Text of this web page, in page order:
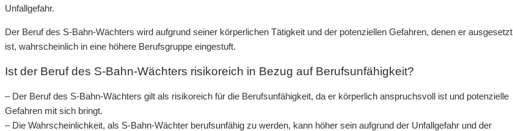
Unfallgefahr.
Der Beruf des S-Bahn-Wächters wird aufgrund seiner körperlichen Tätigkeit und der potenziellen Gefahren, denen er ausgesetzt
ist, wahrscheinlich in eine höhere Berufsgruppe eingestuft.
Ist der Beruf des S-Bahn-Wächters risikoreich in Bezug auf Berufsunfähigkeit?
– Der Beruf des S-Bahn-Wächters gilt als risikoreich für die Berufsunfähigkeit, da er körperlich anspruchsvoll ist und potenzielle
Gefahren mit sich bringt.
– Die Wahrscheinlichkeit, als S-Bahn-Wächter berufsunfähig zu werden, kann höher sein aufgrund der Unfallgefahr und der